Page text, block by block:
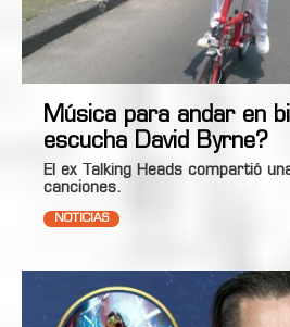
Música para andar en
escucha David Byrne?
El ex Talking Heads compartió
canciones.
NOTICIAS